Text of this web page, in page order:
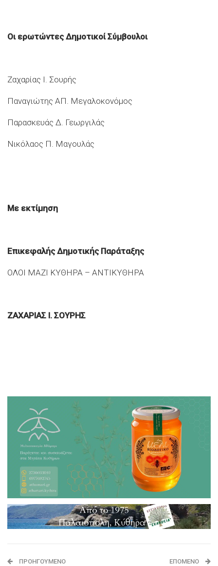
Οι ερωτώντες Δημοτικοί Σύμβουλοι
Ζαχαρίας Ι. Σουρής
Παναγιώτης ΑΠ. Μεγαλοκονόμος
Παρασκευάς Δ. Γεωργιλάς
Νικόλαος Π. Μαγουλάς
Με εκτίμηση
Επικεφαλής Δημοτικής Παράταξης
ΟΛΟΙ ΜΑΖΙ ΚΥΘΗΡΑ – ΑΝΤΙΚΥΘΗΡΑ
ΖΑΧΑΡΙΑΣ Ι. ΣΟΥΡΗΣ
ΠΡΟΗΓΟΎΜΕΝΟ ΕΠΌΜΕΝΟ